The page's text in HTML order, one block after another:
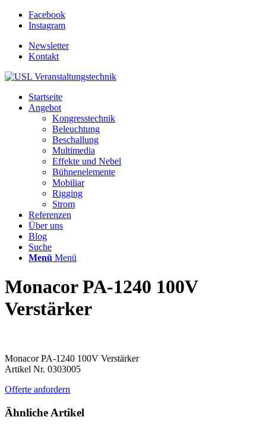
Facebook
Instagram
Newsletter
Kontakt
Startseite
Angebot
Kongresstechnik
Beleuchtung
Beschallung
Multimedia
Effekte und Nebel
Bühnenelemente
Mobiliar
Rigging
Strom
Referenzen
Über uns
Blog
Suche
Menü Menü
Monacor PA-1240 100V
Verstärker
Monacor PA-1240 100V Verstärker
Artikel Nr. 0303005
Offerte anfordern
Ähnliche Artikel